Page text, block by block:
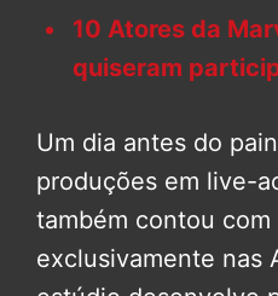
10 Atores da
quiseram
Um dia antes do
produções em live-
também contou
exclusivamente nas